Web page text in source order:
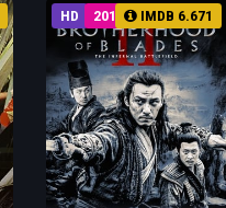
HD 2017 IMDB 6.671